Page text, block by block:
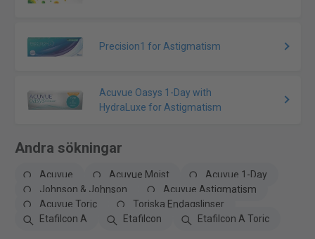
Precision1 for Astigmatism
Acuvue Oasys 1-Day with
HydraLuxe for Astigmatism
Andra sökningar
Acuvue Acuvue Moist
Acuvue 1-Day
Johnson & Johnson
Acuvue Astigmatism
Acuvue Toric
Toriska Endagslinser
Etafilcon A
Etafilcon Etafilcon A Toric